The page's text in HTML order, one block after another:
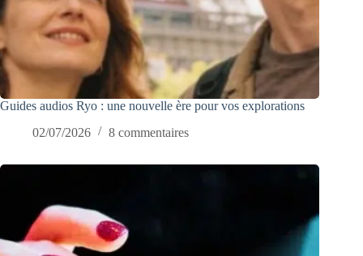
Guides audios Ryo : une nouvelle ère pour vos explorations
02/07/2026
8 commentaires